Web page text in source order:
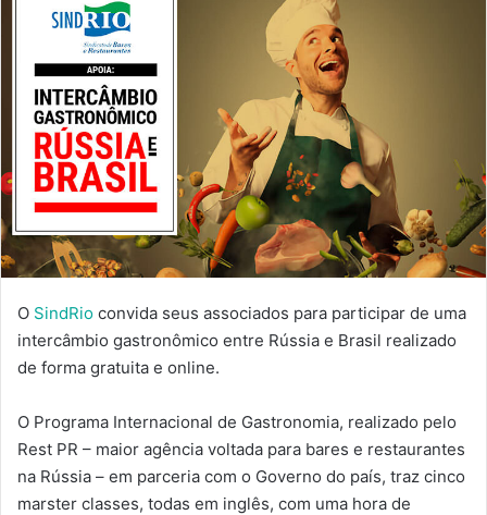
O SindRio convida seus associados para participar de uma
intercâmbio gastronômico entre Rússia e Brasil realizado
de forma gratuita e online.
O Programa Internacional de Gastronomia, realizado pelo
Rest PR – maior agência voltada para bares e restaurantes
na Rússia – em parceria com o Governo do país, traz cinco
marster classes, todas em inglês, com uma hora de